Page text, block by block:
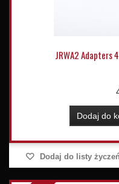
JRWA2 Adapters
Dodaj do
Dodaj do listy życzeń